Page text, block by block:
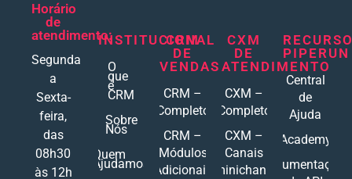
Horário
de
atendimento:
Segunda
a
Sexta-
feira,
das
08h30
às 12h
INSTITUCIONAL
O
que
é
CRM
Sobre
Nós
Quem
Ajudamos
CRM
DE
VENDAS
CRM –
Completo
CRM –
Módulos
Adicionais
CXM
DE
ATENDIMENTO
CXM –
Completo
CXM –
Canais
Ominichannel
PIPERUN
Central
de
Ajuda
Academy
Documentações